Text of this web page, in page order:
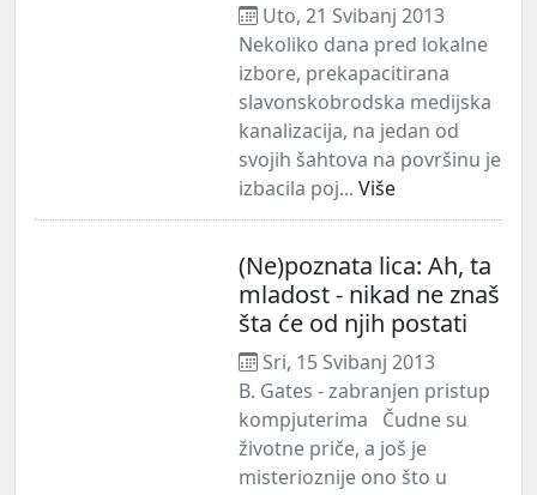
Uto, 21 Svibanj 2013
Nekoliko dana pred lokalne
izbore, prekapacitirana
slavonskobrodska medijska
kanalizacija, na jedan od
svojih šahtova na površinu je
izbacila poj... Više
(Ne)poznata lica: Ah, ta
mladost - nikad ne znaš
šta će od njih postati
Sri, 15 Svibanj 2013
B. Gates - zabranjen pristup
kompjuterima Čudne su
životne priče, a još je
misterioznije ono što u